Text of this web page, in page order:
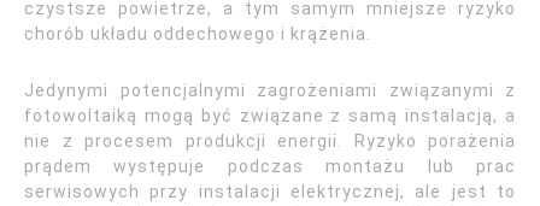
czystsze powietrze, a tym samym mniejsze ryzyko
chorób układu oddechowego i krążenia.
Jedynymi potencjalnymi zagrożeniami związanymi z
fotowoltaiką mogą być związane z samą instalacją, a
nie z procesem produkcji energii. Ryzyko porażenia
prądem występuje podczas montażu lub prac
serwisowych przy instalacji elektrycznej, ale jest to